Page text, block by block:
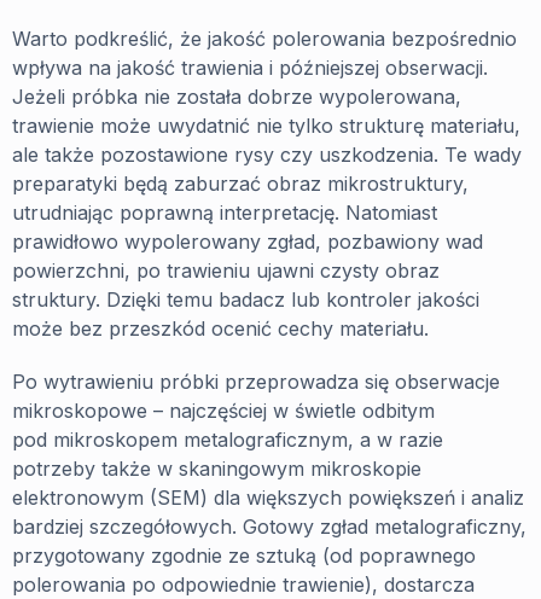
Warto podkreślić, że jakość polerowania bezpośrednio
wpływa na jakość trawienia i późniejszej obserwacji.
Jeżeli próbka nie została dobrze wypolerowana,
trawienie może uwydatnić nie tylko strukturę materiału,
ale także pozostawione rysy czy uszkodzenia. Te wady
preparatyki będą zaburzać obraz mikrostruktury,
utrudniając poprawną interpretację. Natomiast
prawidłowo wypolerowany zgład, pozbawiony wad
powierzchni, po trawieniu ujawni czysty obraz
struktury. Dzięki temu badacz lub kontroler jakości
może bez przeszkód ocenić cechy materiału.
Po wytrawieniu próbki przeprowadza się obserwacje
mikroskopowe – najczęściej w świetle odbitym
pod mikroskopem metalograficznym, a w razie
potrzeby także w skaningowym mikroskopie
elektronowym (SEM) dla większych powiększeń i analiz
bardziej szczegółowych. Gotowy zgład metalograficzny,
przygotowany zgodnie ze sztuką (od poprawnego
polerowania po odpowiednie trawienie), dostarcza